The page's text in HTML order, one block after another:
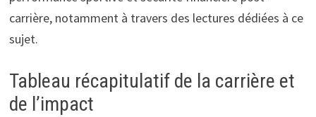
carrière, notamment à travers des lectures dédiées à ce
sujet.
Tableau récapitulatif de la carrière et
de l’impact